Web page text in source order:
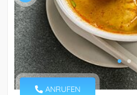
ANRUFEN